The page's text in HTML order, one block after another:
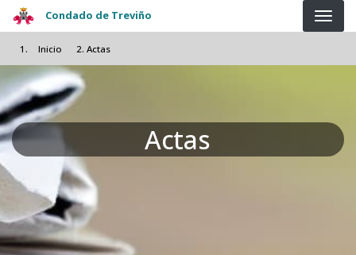
Pasar al contenido principal
Condado de Treviño
Inicio Actas
Actas